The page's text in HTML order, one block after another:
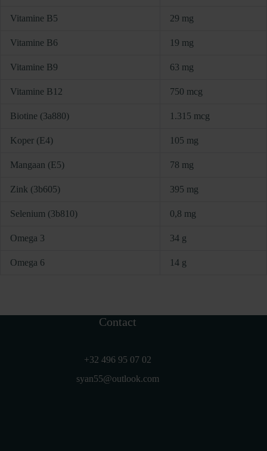
Vitamine B5 29 mg
Vitamine B6 19 mg
Vitamine B9 63 mg
Vitamine B12 750 mcg
Biotine (3a880) 1.315 mcg
Koper (E4) 105 mg
Mangaan (E5) 78 mg
Zink (3b605) 395 mg
Selenium (3b810) 0,8 mg
Omega 3 34 g
Omega 6 14 g
Contact
+32 496 95 07 02
syan55@outlook.com